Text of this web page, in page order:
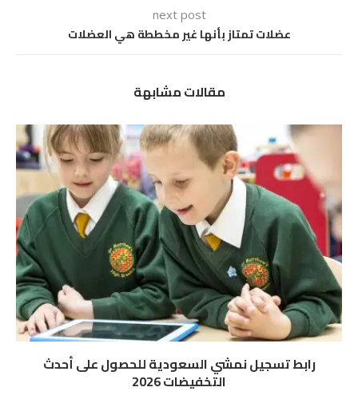
next post
عضلات تمتاز بأنها غير مخططة هي العضلات
مقالات مشابهة
رابط تسجيل نمشي السعودية للحصول على أحدث
التخفيضات 2026